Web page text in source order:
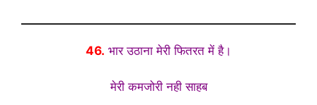
46. भार उठाना मेरी फितरत में है।
मेरी कमजोरी नही साहब